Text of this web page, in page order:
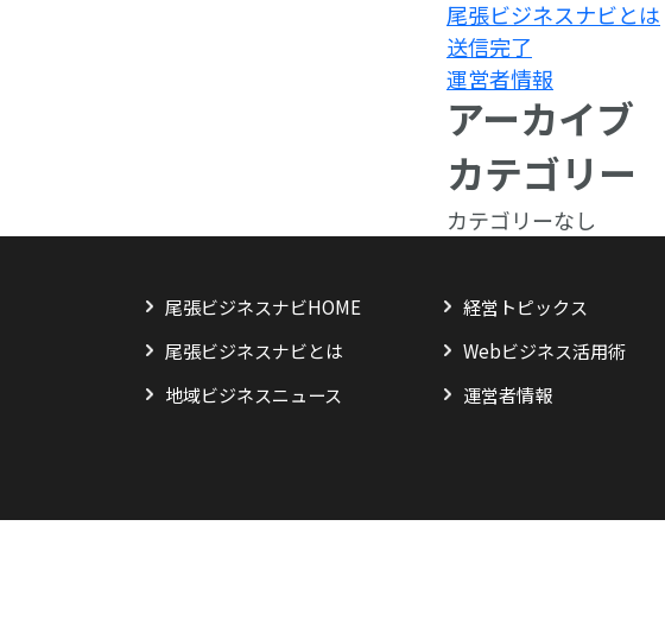
尾張ビジネスナビとは
送信完了
運営者情報
アーカイブ
カテゴリー
カテゴリーなし
尾張ビジネスナビHOME
尾張ビジネスナビとは
地域ビジネスニュース
経営トピックス
Webビジネス活用術
運営者情報